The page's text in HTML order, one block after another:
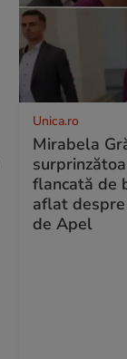
Unica.ro
Mirabela
flancată de
aflat
de Apel